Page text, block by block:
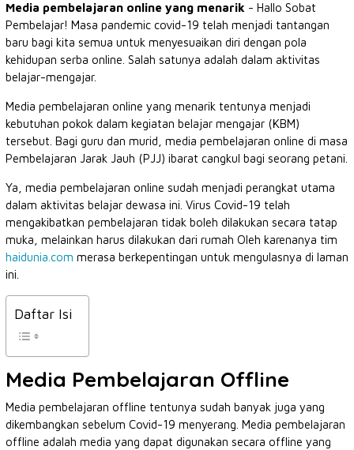
Media pembelajaran online yang menarik - Hallo Sobat
Pembelajar! Masa pandemic covid-19 telah menjadi tantangan
baru bagi kita semua untuk menyesuaikan diri dengan pola
kehidupan serba online. Salah satunya adalah dalam aktivitas
belajar-mengajar.
Media pembelajaran online yang menarik tentunya menjadi
kebutuhan pokok dalam kegiatan belajar mengajar (KBM)
tersebut. Bagi guru dan murid, media pembelajaran online di masa
Pembelajaran Jarak Jauh (PJJ) ibarat cangkul bagi seorang petani.
Ya, media pembelajaran online sudah menjadi perangkat utama
dalam aktivitas belajar dewasa ini. Virus Covid-19 telah
mengakibatkan pembelajaran tidak boleh dilakukan secara tatap
muka, melainkan harus dilakukan dari rumah Oleh karenanya tim
haidunia.com merasa berkepentingan untuk mengulasnya di laman
ini.
Daftar Isi
Media Pembelajaran Offline
Media pembelajaran offline tentunya sudah banyak juga yang
dikembangkan sebelum Covid-19 menyerang. Media pembelajaran
offline adalah media yang dapat digunakan secara offline yang